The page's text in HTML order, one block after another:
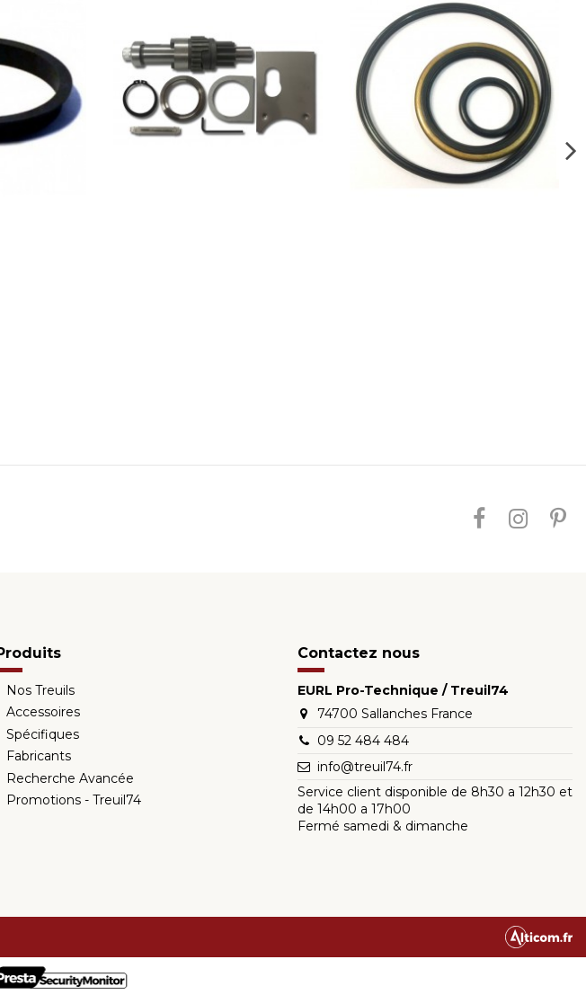
Nos Treuils
Accessoires
Spécifiques
Fabricants
Recherche Avancée
Promotions - Treuil74
Contactez nous
EURL Pro-Technique / Treuil74
74700 Sallanches France
09 52 484 484
info@treuil74.fr
Service client disponible de 8h30 a 12h30 et
de 14h00 a 17h00
Fermé samedi & dimanche